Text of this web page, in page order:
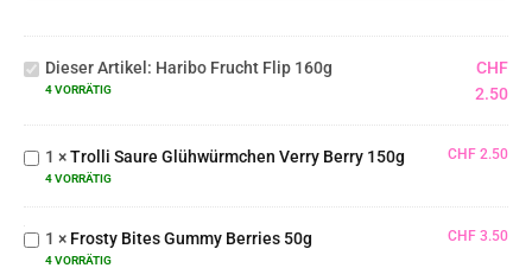
Frucht
Flip
160g
Dieser Artikel: Haribo Frucht Flip 160g
4 VORRÄTIG
CHF
2.50
Glühwürmchen
Verry Berry
150g
1 ×Trolli Saure Glühwürmchen Verry Berry 150g
4 VORRÄTIG
CHF 2.50
Frosty
Gummy
Berries
1 × Frosty Bites Gummy Berries 50g
4 VORRÄTIG
CHF 3.50
Haribo